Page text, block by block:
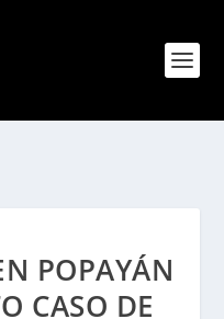
POPAYÁN
CASO DE